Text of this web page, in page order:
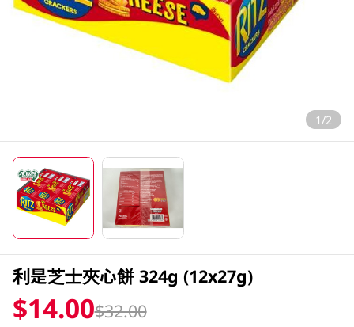
1/2
利是芝士夾心餅 324g (12x27g)
$14.00$32.00